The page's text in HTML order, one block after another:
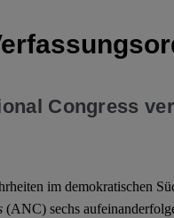
Congress
im demokratischen
(ANC) sechs